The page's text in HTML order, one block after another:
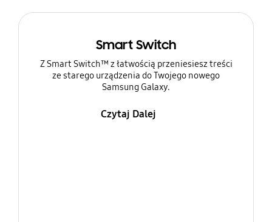
Smart Switch
Z Smart Switch™ z łatwością przeniesiesz treści
ze starego urządzenia do Twojego nowego
Samsung Galaxy.
Czytaj Dalej